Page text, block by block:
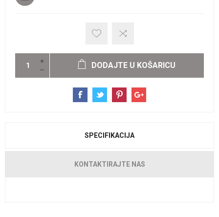
DODAJTE U KOŠARICU
SPECIFIKACIJA
KONTAKTIRAJTE NAS